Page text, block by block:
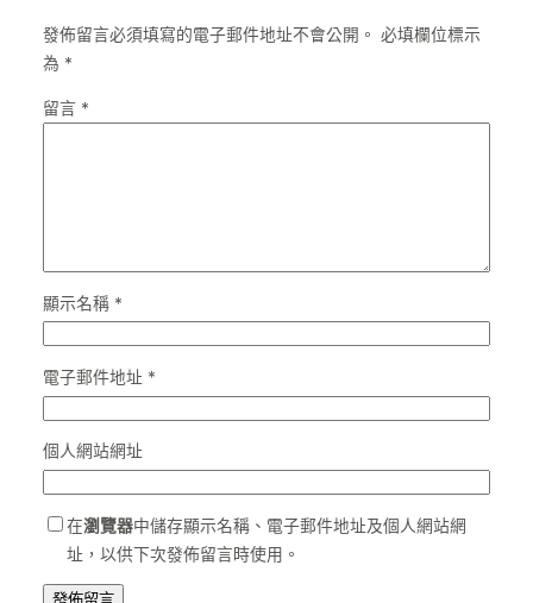
發佈留言必須填寫的電子郵件地址不會公開。 必填欄位標示
為 *
留言 *
顯示名稱 *
電子郵件地址 *
個人網站網址
在瀏覽器中儲存顯示名稱、電子郵件地址及個人網站網
址，以供下次發佈留言時使用。